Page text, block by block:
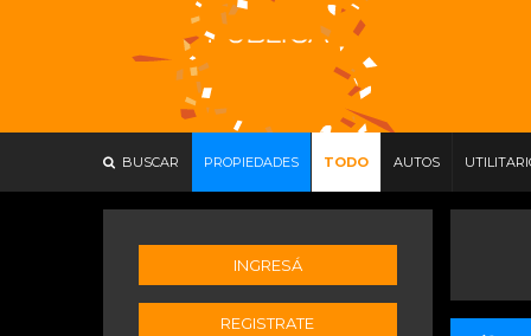
BUSCAR PROPIEDADES TODO AUTOS
INGRESÁ
REGISTRATE